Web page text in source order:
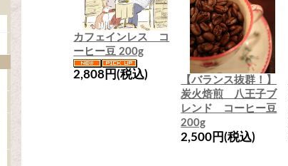
カフェインレス コ
ーヒー豆 200g
2,808円(税込)
【バランス抜群！】
炭火焙煎 八王子ブ
レンド コーヒー豆
200g
2,500円(税込)